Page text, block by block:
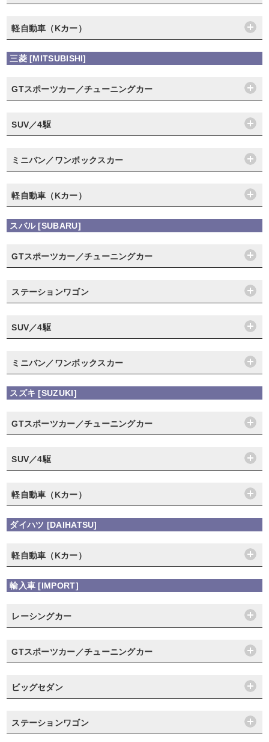
軽自動車（Kカー）
三菱 [MITSUBISHI]
GTスポーツカー／チューニングカー
SUV／4駆
ミニバン／ワンボックスカー
軽自動車（Kカー）
スバル [SUBARU]
GTスポーツカー／チューニングカー
ステーションワゴン
SUV／4駆
ミニバン／ワンボックスカー
スズキ [SUZUKI]
GTスポーツカー／チューニングカー
SUV／4駆
軽自動車（Kカー）
ダイハツ [DAIHATSU]
軽自動車（Kカー）
輸入車 [IMPORT]
レーシングカー
GTスポーツカー／チューニングカー
ビッグセダン
ステーションワゴン